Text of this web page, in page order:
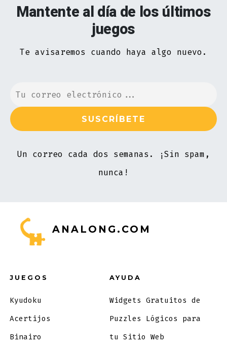
Mantente al día de los últimos
juegos
Te avisaremos cuando haya algo nuevo.
Un correo cada dos semanas. ¡Sin spam,
nunca!
ANALONG.COM
JUEGOS
Kyudoku
Acertijos
Binairo
AYUDA
Widgets Gratuitos de
Puzzles Lógicos para
tu Sitio Web